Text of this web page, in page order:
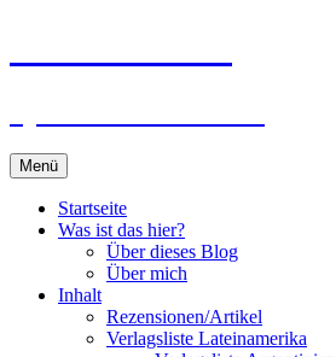
Menü
Startseite
Was ist das hier?
Über dieses Blog
Über mich
Inhalt
Rezensionen/Artikel
Verlagsliste Lateinamerika